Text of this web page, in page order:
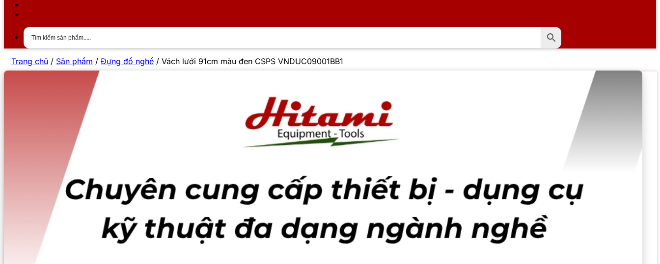
Trang chủ / Sản phẩm / Đựng đồ nghề / Vách lưới 91cm màu đen CSPS VNDUC09001BB1